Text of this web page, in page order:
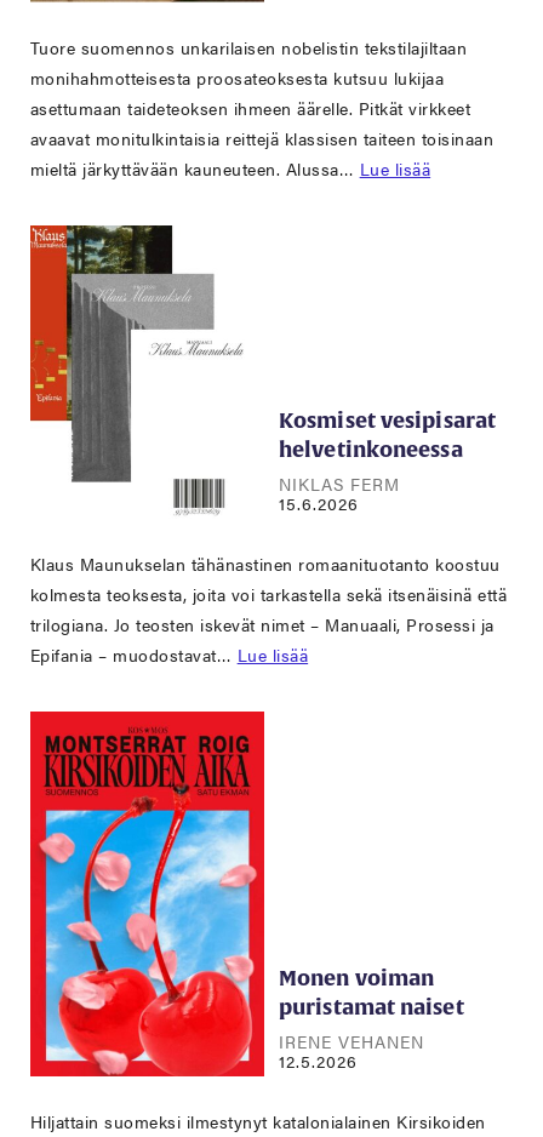
Tuore suomennos unkarilaisen nobelistin tekstilajiltaan
monihahmotteisesta proosateoksesta kutsuu lukijaa
asettumaan taideteoksen ihmeen äärelle. Pitkät virkkeet
avaavat monitulkintaisia reittejä klassisen taiteen toisinaan
mieltä järkyttävään kauneuteen. Alussa… Lue lisää
Kosmiset vesipisarat
helvetinkoneessa
NIKLAS FERM
15.6.2026
Klaus Maunukselan tähänastinen romaanituotanto koostuu
kolmesta teoksesta, joita voi tarkastella sekä itsenäisinä että
trilogiana. Jo teosten iskevät nimet – Manuaali, Prosessi ja
Epifania – muodostavat… Lue lisää
Monen voiman
puristamat naiset
IRENE VEHANEN
12.5.2026
Hiljattain suomeksi ilmestynyt katalonialainen Kirsikoiden